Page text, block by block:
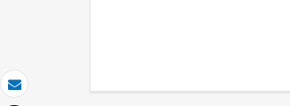
Email